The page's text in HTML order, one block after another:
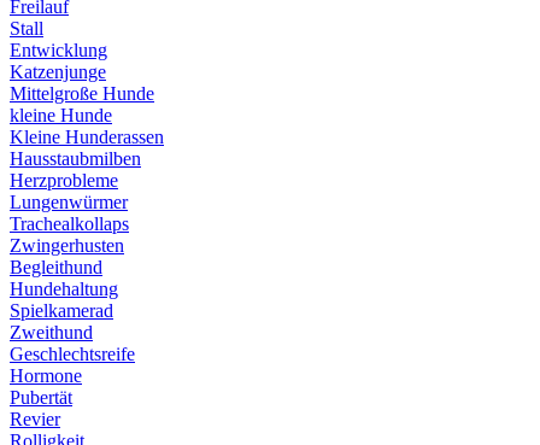
Freilauf
Stall
Entwicklung
Katzenjunge
Mittelgroße Hunde
kleine Hunde
Kleine Hunderassen
Hausstaubmilben
Herzprobleme
Lungenwürmer
Trachealkollaps
Zwingerhusten
Begleithund
Hundehaltung
Spielkamerad
Zweithund
Geschlechtsreife
Hormone
Pubertät
Revier
Rolligkeit